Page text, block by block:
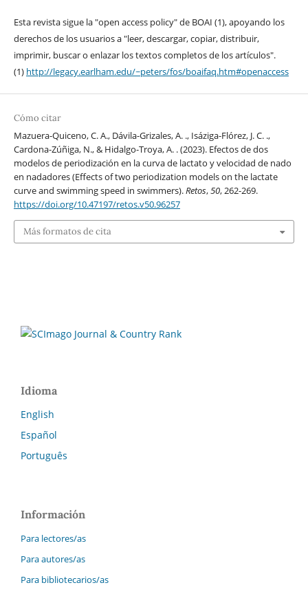
Esta revista sigue la "open access policy" de BOAI (1), apoyando los
derechos de los usuarios a "leer, descargar, copiar, distribuir,
imprimir, buscar o enlazar los textos completos de los artículos".
(1) http://legacy.earlham.edu/~peters/fos/boaifaq.htm#openaccess
Cómo citar
Mazuera-Quiceno, C. A., Dávila-Grizales, A. ., Isáziga-Flórez, J. C. .,
Cardona-Zúñiga, N., & Hidalgo-Troya, A. . (2023). Efectos de dos
modelos de periodización en la curva de lactato y velocidad de nado
en nadadores (Effects of two periodization models on the lactate
curve and swimming speed in swimmers).Retos,50, 262-269.
https://doi.org/10.47197/retos.v50.96257
Más formatos de cita
Idioma
English
Español
Português
Información
Para lectores/as
Para autores/as
Para bibliotecarios/as